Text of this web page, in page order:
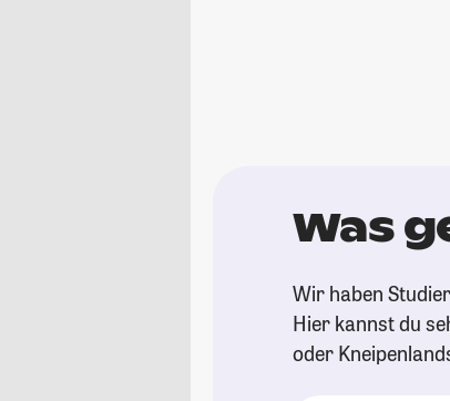
Was
Wir haben
Hier kannst du
oder